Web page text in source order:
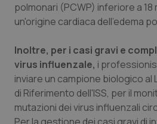
Quotidiano Chirurgia
Quotidiano Oncologia
Quotidiano Pediatria
Rene & patologie
polmonari (PCWP) inferiore a 18
un'origine cardiaca dell'edema
Inoltre, per i casi gravi e
virus influenzale, i
inviare un campione biologico
di Riferimento dell'ISS, per il
mutazioni dei virus influenzali